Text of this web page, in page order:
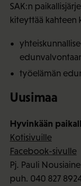
SAK:n
kiteyttää kahteen
työelämän
Uusimaa
Hyvinkään
Kotisivuille
Facebook-sivulle
Pj. Pauli
puh. 040 827